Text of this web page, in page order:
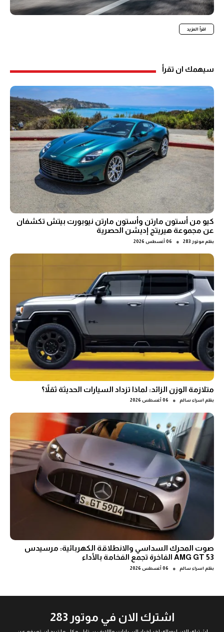
اقرأ المزيد
سيهمك ان تقرأ
كيو من أستون مارتن وأستون مارتن نيوبورت بيتش تكشفان
عن مجموعة هيريتج إديشن الحصرية
بقلم موتور 283 ● 06 أغسطس 2026
متلازمة الوزن الزائد: لماذا تزداد السيارات الحديثة ثقلاً؟
بقلم اسراء سالم ● 06 أغسطس 2026
صوت المحرك السداسي والانطلاقة الكهربائية: مرسيدس
AMG GT 53 الفاخرة تجمع الفخامة بالأداء
بقلم اسراء سالم ● 06 أغسطس 2026
اشترك الان في موتور 283